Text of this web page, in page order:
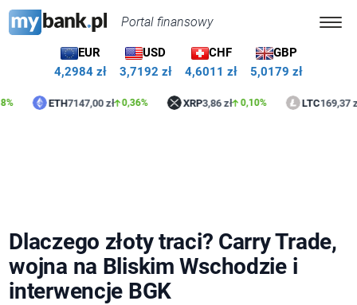
Portal finansowy
EUR
4,2984 zł
USD
3,7192 zł
CHF
4,6011 zł
GBP
5,0179 zł
ETH7147,00 zł 0,36% XRP3,86 zł 0,10% LTC 169,37 zł
Dlaczego złoty traci? Carry Trade,
wojna na Bliskim Wschodzie i
interwencje BGK